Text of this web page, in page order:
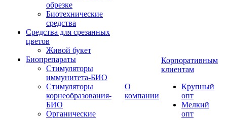
обрезке
Биотехнические
средства
Средства для срезанных
цветов
Живой букет
Биопрепараты
Стимуляторы
иммунитета-БИО
Стимуляторы
корнеобразования-
БИО
Органические
О
компании
Корпоративным
клиентам
Крупный
опт
Мелкий
опт